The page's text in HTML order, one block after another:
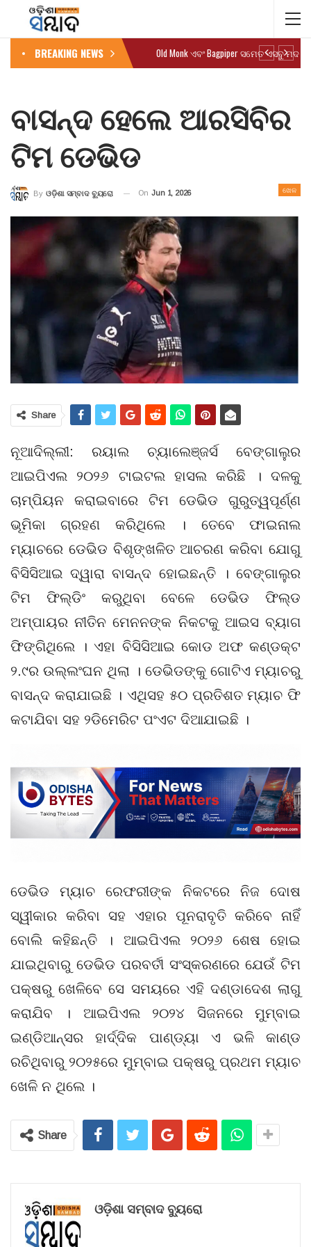
BREAKING NEWS Old Monk ଏବଂ Bagpiper ସମେତ ଏସବୁ ମଦ
ବାସନ୍ଦ ହେଲେ ଆରସିବିର
ଟିମ ଡେଭିଡ
ଖେଳ
By ଓଡ଼ିଶା ସମ୍ବାଦ ବ୍ୟୁରୋ On Jun 1, 2026
Share
ନୂଆଦିଲ୍ଲୀ: ରୟାଲ ଚ୍ୟାଲେଞ୍ଜର୍ସ ବେଙ୍ଗାଲୁର
ଆଇପିଏଲ ୨୦୨୬ ଟାଇଟଲ ହାସଲ କରିଛି । ଦଳକୁ
ଚାମ୍ପିୟନ କରାଇବାରେ ଟିମ ଡେଭିଡ ଗୁରୁତ୍ୱପୂର୍ଣ୍ଣ
ଭୂମିକା ଗ୍ରହଣ କରିଥିଲେ । ତେବେ ଫାଇନାଲ
ମ୍ୟାଚରେ ଡେଭିଡ ବିଶୃଙ୍ଖଳିତ ଆଚରଣ କରିବା ଯୋଗୁ
ବିସିସିଆଇ ଦ୍ୱାରା ବାସନ୍ଦ ହୋଇଛନ୍ତି । ବେଙ୍ଗାଲୁର
ଟିମ ଫିଲ୍ଡିଂ କରୁଥିବା ବେଳେ ଡେଭିଡ ଫିଲ୍ଡ
ଅମ୍ପାୟର ନୀତିନ ମେନନଙ୍କ ନିକଟକୁ ଆଇସ ବ୍ୟାଗ
ଫିଙ୍ଗିଥିଲେ । ଏହା ବିସିସିଆଇ କୋଡ ଅଫ କଣ୍ଡକ୍ଟ
୨.୯ର ଉଲ୍ଲଂଘନ ଥିଲା । ଡେଭିଡଙ୍କୁ ଗୋଟିଏ ମ୍ୟାଚରୁ
ବାସନ୍ଦ କରାଯାଇଛି । ଏଥିସହ ୫୦ ପ୍ରତିଶତ ମ୍ୟାଚ ଫି
କଟାଯିବା ସହ ୨ଡିମେରିଟ ପଂଏଟ ଦିଆଯାଇଛି ।
ଡେଭିଡ ମ୍ୟାଚ ରେଫରୀଙ୍କ ନିକଟରେ ନିଜ ଦୋଷ
ସ୍ୱୀକାର କରିବା ସହ ଏହାର ପୂନରାବୃତି କରିବେ ନାହିଁ
ବୋଲି କହିଛନ୍ତି । ଆଇପିଏଲ ୨୦୨୬ ଶେଷ ହୋଇ
ଯାଇଥିବାରୁ ଡେଭିଡ ପରବର୍ତୀ ସଂସ୍କରଣରେ ଯେଉଁ ଟିମ
ପକ୍ଷରୁ ଖେଳିବେ ସେ ସମୟରେ ଏହି ଦଣ୍ଡାଦେଶ ଲାଗୁ
କରାଯିବ । ଆଇପିଏଲ ୨୦୨୪ ସିଜନରେ ମୁମ୍ବାଇ
ଇଣ୍ଡିଆନ୍ସର ହାର୍ଦ୍ଦିକ ପାଣ୍ଡ୍ୟା ଏ ଭଳି କାଣ୍ଡ
ରଚିଥିବାରୁ ୨୦୨୫ରେ ମୁମ୍ବାଇ ପକ୍ଷରୁ ପ୍ରଥମ ମ୍ୟାଚ
ଖେଳି ନ ଥିଲେ ।
Share
ଓଡ଼ିଶା ସମ୍ବାଦ ବ୍ୟୁରୋ